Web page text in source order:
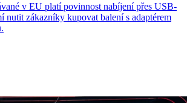
v EU platí povinnost nabíjení přes USB-
nutit zákazníky kupovat balení s adaptérem